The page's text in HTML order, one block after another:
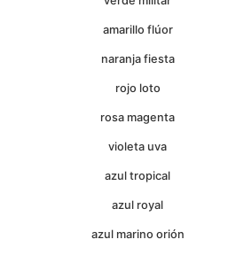
amarillo flúor
naranja fiesta
rojo loto
rosa magenta
violeta uva
azul tropical
azul royal
azul marino orión